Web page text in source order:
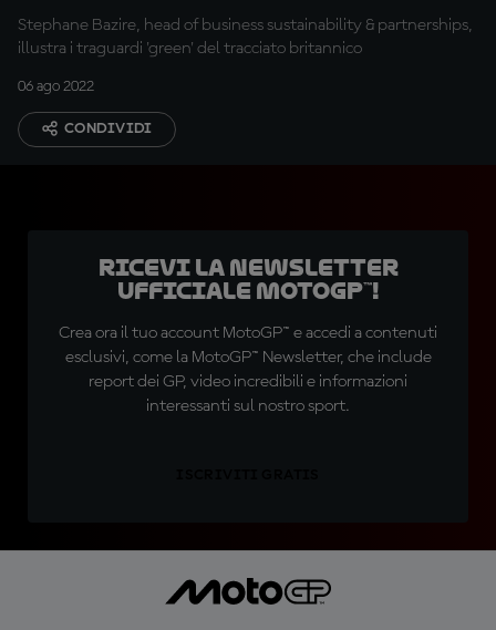
Stephane Bazire, head of business sustainability & partnerships,
illustra i traguardi 'green' del tracciato britannico
06 ago 2022
CONDIVIDI
Ricevi la newsletter
ufficiale MotoGP™!
Crea ora il tuo account MotoGP™ e accedi a contenuti
esclusivi, come la MotoGP™ Newsletter, che include
report dei GP, video incredibili e informazioni
interessanti sul nostro sport.